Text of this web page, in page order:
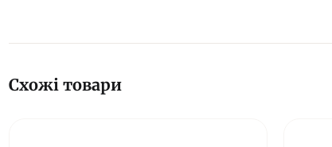
Схожі товари